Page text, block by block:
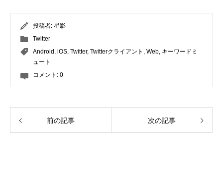
投稿者: 星影
Twitter
Android, iOS, Twitter, Twitterクライアント , Web, キーワードミ
ュート
コメント: 0
前の記事 次の記事